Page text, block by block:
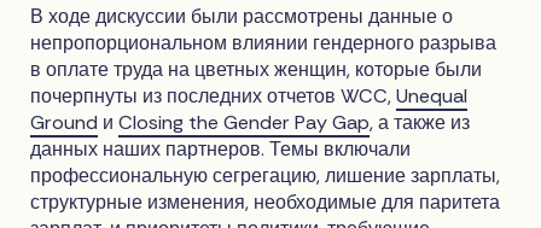
В ходе дискуссии были рассмотрены данные о
непропорциональном влиянии гендерного разрыва
в оплате труда на цветных женщин, которые были
почерпнуты из последних отчетов WCC,Unequal
Ground иClosing the Gender Pay Gap, а также из
данных наших партнеров. Темы включали
профессиональную сегрегацию, лишение зарплаты,
структурные изменения, необходимые для паритета